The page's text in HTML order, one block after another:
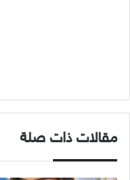
مقالات ذات صلة